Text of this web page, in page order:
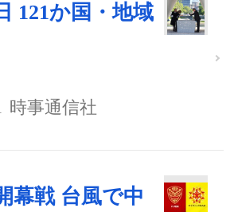
121か国・地域
時事通信社
幕戦 台風で中